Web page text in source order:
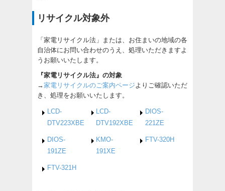
リサイクル対象外
「家電リサイクル法」または、お住まいの地域の各
自治体にお問い合わせのうえ、処理いただきますよ
うお願いいたします。
『家電リサイクル法』の対象
→家電リサイクルのご案内ページ よりご確認いただ
き、処理をお願いいたします。
LCD-
DTV223XBE
LCD-
DTV192XBE
DIOS-
221ZE
DIOS-
191ZE
KMO-
191XE
FTV-320H
FTV-321H